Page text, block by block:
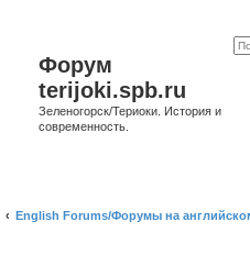
Форум
terijoki.spb.ru
Зеленогорск/Териоки. История и
современность.
English Forums/Форумы на